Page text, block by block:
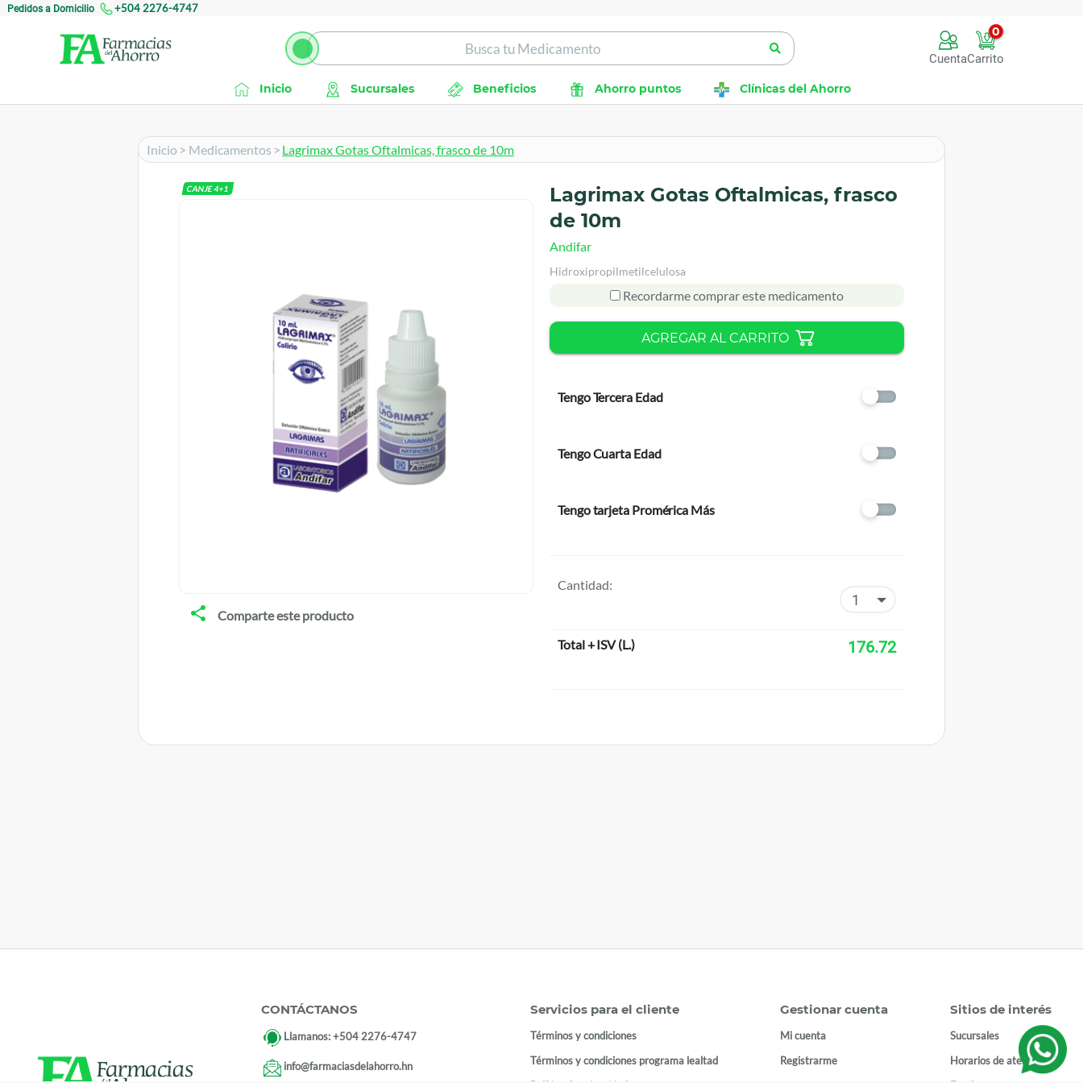
Pedidos a Domicilio +504 2276-4747
Cuenta
0
Carrito
Inicio Sucursales Beneficios Ahorro puntos Clínicas del Ahorro
Inicio > Medicamentos > Lagrimax Gotas Oftalmicas, frasco de 10m
CANJE4+1
Comparte este producto
Lagrimax Gotas Oftalmicas, frasco
de 10m
Andifar
Hidroxipropilmetilcelulosa
Recordarme comprar este medicamento
AGREGAR AL CARRITO
Tengo Tercera Edad
Tengo Cuarta Edad
Tengo tarjeta Promérica Más
Cantidad:
Total + ISV(L.) 176.72
CONTÁCTANOS
Llamanos:+504 2276-4747
info@farmaciasdelahorro.hn
Servicios para el cliente
Términos y condiciones
Términos y condiciones programa lealtad
Gestionar cuenta
Mi cuenta
Registrarme
Sitios de interés
Sucursales
Horarios de atención